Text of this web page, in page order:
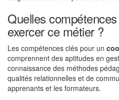
Quelles
exercer ce métier ?
Les compétences clés pour un
comprennent des aptitudes en
connaissance des méthodes
qualités relationnelles et de
apprenants et les formateurs.